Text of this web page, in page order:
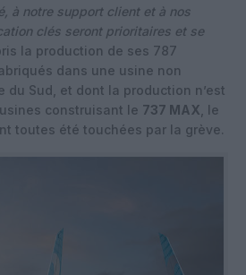
à notre support client et à nos
clés seront prioritaires et se
la production de ses 787
dans une usine non
du Sud, et dont la production n’est
construisant le 737 MAX , le
toutes été touchées par la grève.